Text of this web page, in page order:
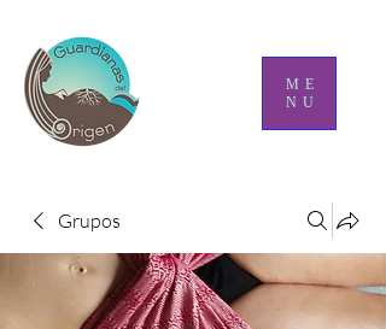
ME
NU
Grupos